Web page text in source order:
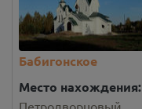
Бабигонское
Место нахождения:
Петродворцовый